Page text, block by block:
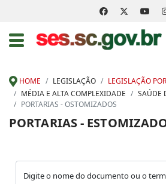
HOME LEGISLAÇÃO
LEGISLAÇÃO
MÉDIA E ALTA COMPLEXIDADE
SAÚDE
PORTARIAS - OSTOMIZADOS
PORTARIAS -